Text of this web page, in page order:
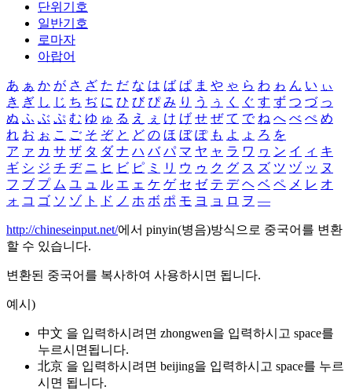
단위기호
일반기호
로마자
아랍어
あ ぁ か が さ ざ た だ な は ば ぱ ま や ゃ ら わ ゎ ん い ぃ
き ぎ し じ ち ぢ に ひ び ぴ み り う ぅ く ぐ す ず つ づ っ
ぬ ふ ぶ ぷ む ゆ ゅ る え ぇ け げ せ ぜ て で ね へ べ ぺ め
れ お ぉ こ ご そ ぞ と ど の ほ ぼ ぽ も よ ょ ろ を
ア ァ カ サ ザ タ ダ ナ ハ バ パ マ ヤ ャ ラ ワ ヮ ン イ ィ キ
ギ シ ジ チ ヂ ニ ヒ ビ ピ ミ リ ウ ゥ ク グ ス ズ ツ ヅ ッ ヌ
フ ブ プ ム ユ ュ ル エ ェ ケ ゲ セ ゼ テ デ ヘ ベ ペ メ レ オ
ォ コ ゴ ソ ゾ ト ド ノ ホ ボ ポ モ ヨ ョ ロ ヲ ―
http://chineseinput.net/에서 pinyin(병음)방식으로 중국어를 변환
할 수 있습니다.
변환된 중국어를 복사하여 사용하시면 됩니다.
예시)
中文 을 입력하시려면 zhongwen을 입력하시고 space를
누르시면됩니다.
北京 을 입력하시려면 beijing을 입력하시고 space를 누르
시면 됩니다.